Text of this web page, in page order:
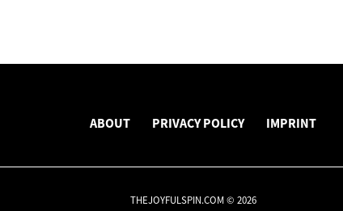
ABOUT PRIVACY POLICY IMPRINT
THEJOYFULSPIN.COM © 2026